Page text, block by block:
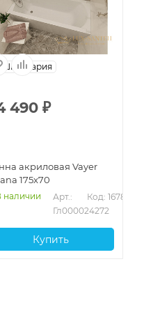
Швейцария
490 ₽
акриловая Vayer
175x70
наличии
Арт.:
Гл000024272
Код: 16787
Купить